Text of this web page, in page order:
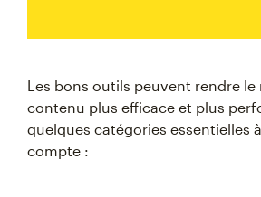
Les bons outils peuvent rendre
contenu plus efficace et plus
quelques catégories essentielles
compte :